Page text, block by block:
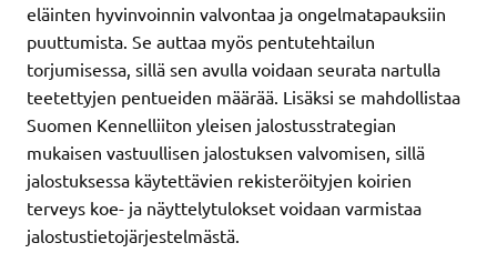
eläinten hyvinvoinnin valvontaa ja ongelmatapauksiin
puuttumista. Se auttaa myös pentutehtailun
torjumisessa, sillä sen avulla voidaan seurata nartulla
teetettyjen pentueiden määrää. Lisäksi se mahdollistaa
Suomen Kennelliiton yleisen jalostusstrategian
mukaisen vastuullisen jalostuksen valvomisen, sillä
jalostuksessa käytettävien rekisteröityjen koirien
terveys koe- ja näyttelytulokset voidaan varmistaa
jalostustietojärjestelmästä.